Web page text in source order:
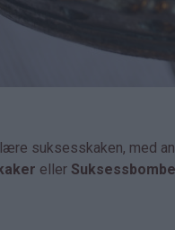
suksesskaken, med
eller